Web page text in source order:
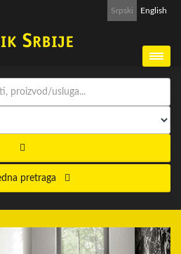
Srpski English
pretraga